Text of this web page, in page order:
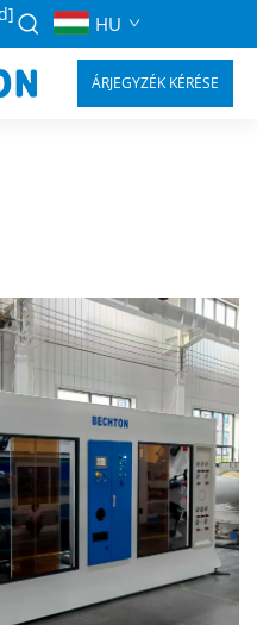
HU
ÁRJEGYZÉK KÉRÉSE